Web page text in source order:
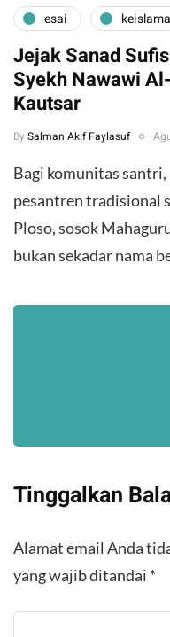
esai
Jejak Sanad
Syekh Nawawi
Kautsar
By Salman Akif Faylasuf
Bagi komunitas
pesantren tradisional
Ploso, sosok
bukan sekadar nama
Tinggalkan
Alamat email Anda
yang wajib ditandai *